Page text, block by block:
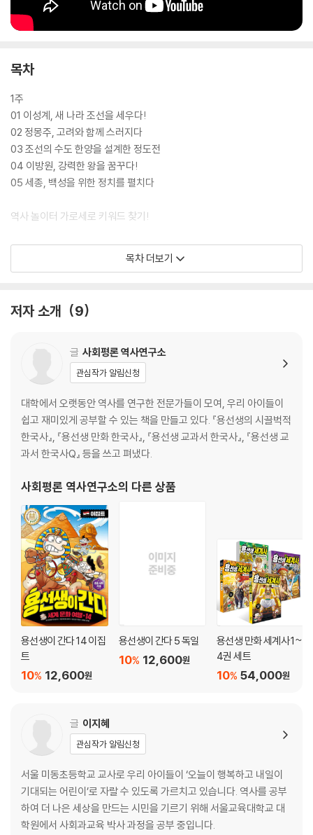
목차
1주
01 이성계, 새 나라 조선을 세우다!
02 정몽주, 고려와 함께 스러지다
03 조선의 수도 한양을 설계한 정도전
04 이방원, 강력한 왕을 꿈꾸다!
05 세종, 백성을 위한 정치를 펼치다
역사 놀이터 가로세로 키워드 찾기!
2주
06 장영실, 조선의 과학을 발전시키다
09 조광조, 개혁을 향한 꿈이 꺾여 버리다
역사 놀이터 키워드 찾기 대작전!
3주
11 조선을 일으키려 힘쓴 천재, 이이
12 임진왜란, 일본이 조선에 쳐들어오다!
13 이순신, 한산도 앞바다에서 크게 이기다!
15 이순신, 12척의 배로 일본군을 물리치다!
역사 놀이터 키워드로 비밀 숫자 찾기!
4주
21 숙종, 신하들의 운명을 뒤바꿔 놓다
22 영조, 탕평으로 나라를 안정시키다
23 정조, 규장각에서 새로운 조선을 꿈꾸다!
24 정조가 그린 꿈의 도시, 수원 화성
25 제주도 백성을 구한 김만덕
역사 놀이터 키워드 찾기 대작전!
16 손홍록과 안의, 『조선왕조실록』을 지켜 내다!
17 허준, 『동의보감』으로 백성들을 돌보다
18 광해군, 명나라와 후금 사이에서 길을 찾다
19 인조, 청나라에 무릎을 꿇다
20 울릉도와 독도를 지킨 안용복
역사 놀이터 가로세로 키워드 찾기!
목차 더보기
저자 소개 9
글 사회평론 역사연구소
관심작가 알림신청
대학에서 오랫동안 역사를 연구한 전문가들이 모여, 우리 아이들이
쉽고 재미있게 공부할 수 있는 책을 만들고 있다. 『용선생의 시끌벅적
한국사』, 『용선생 만화 한국사』, 『용선생 교과서 한국사』, 『용선생 교
과서 한국사Q』 등을 쓰고 펴냈다.
사회평론 역사연구소의 다른 상품
용선생이 간다 14 이집
트
12,600원
10%
용선생이 간다 5 독일
12,600원
10%
용선생 만화 세계사 1~
4권 세트
54,000원
10%
글 이지혜
관심작가 알림신청
서울 미동초등학교 교사로 우리 아이들이 ‘오늘이 행복하고 내일이
기대되는 어린이’로 자랄 수 있도록 가르치고 있습니다. 역사를 공부
하여 더 나은 세상을 만드는 시민을 기르기 위해 서울교육대학교 대
학원에서 사회과교육 박사 과정을 공부 중입니다.